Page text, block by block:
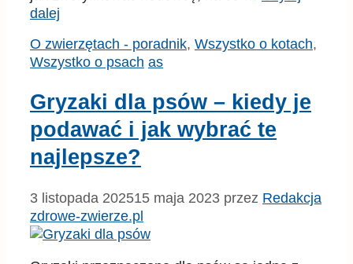
dalej
Kategorie
O zwierzętach - poradnik, Wszystko o kotach,
Wszystko o psach Tagi
as
Gryzaki dla psów – kiedy je
podawać i jak wybrać te
najlepsze?
3 listopada 202515 maja 2023 przez Redakcja
zdrowe-zwierze.pl